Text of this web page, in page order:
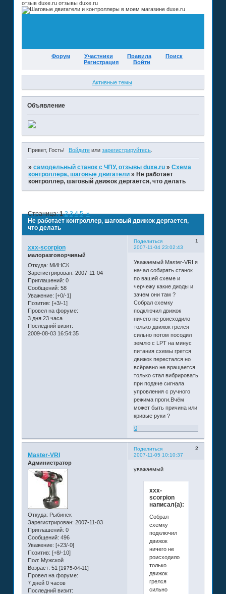
отзыв duxe.ru отзывы duxe.ru
Форум Участники Правила
Поиск
Регистрация
Войти
Активные темы
Объявление
Привет, Гость! Войдите илизарегистрируйтесь
» самодельный станок с ЧПУ, отзывы duxe.ru » Схема
контроллера, шаговые двигатели » Не работает
контроллер, шаговый движок дергается, что делать
Не работает контроллер, шаговый движок дергается,
что делать
Страница:1 2 3 4 5 »
Поделиться
1
2007-11-04 23:02:43
xxx-scorpion
малоразговорчивый
Откуда: МИНСК
Зарегистрирован: 2007-11-04
Приглашений: 0
Сообщений: 58
Уважение: [+0/-1]
Позитив: [+3/-1]
Провел на форуме:
3 дня 23 часа
Последний визит:
2009-08-03 16:54:35
Уважаемый Master-VRI я
начал собирать станок
по вашей схеме и
черчежу какие диоды и
зачем они там ?
Собрал схемку
подключил движок
ничего не роисходило
только движок грелся
сильно потом посодил
землю с LPT на минус
питания схемы грется
движок перестался но
всёравно не вращается
только стал вибрировать
при подаче сигнала
упровления с ручного
режима проги.Вчём
может быть причина или
кривые руки ?
0
Поделиться
2
2007-11-05 10:10:37
Master-VRI
Администратор
Откуда: Рыбинск
Зарегистрирован: 2007-11-03
Приглашений: 0
Сообщений: 496
Уважение: [+23/-0]
Позитив: [+8/-10]
Пол: Мужской
Возраст: 51 [1975-04-11]
Провел на форуме:
7 дней 0 часов
Последний визит:
уважаемый
xxx-
scorpion
написал(а):
Собрал
схемку
подключил
движок
ничего не
роисходило
только
движок
грелся
сильно